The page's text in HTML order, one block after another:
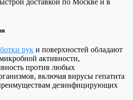
доставкой по Москве и в
рук и поверхностей обладают
активности,
против любых
включая вирусы гепатита
дезинфицирующих